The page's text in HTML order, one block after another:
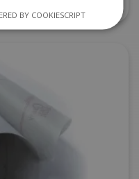
BY COOKIESCRIPT